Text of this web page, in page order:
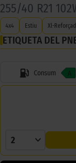
255/40 R21
4x4 Estiu Xl-
ETIQUETA DEL
Consum A
2